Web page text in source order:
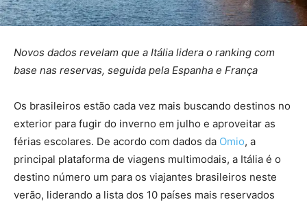
Novos dados revelam que a Itália lidera o ranking com
base nas reservas, seguida pela Espanha e França
Os brasileiros estão cada vez mais buscando destinos no
exterior para fugir do inverno em julho e aproveitar as
férias escolares. De acordo com dados da Omio, a
principal plataforma de viagens multimodais, a Itália é o
destino número um para os viajantes brasileiros neste
verão, liderando a lista dos 10 países mais reservados